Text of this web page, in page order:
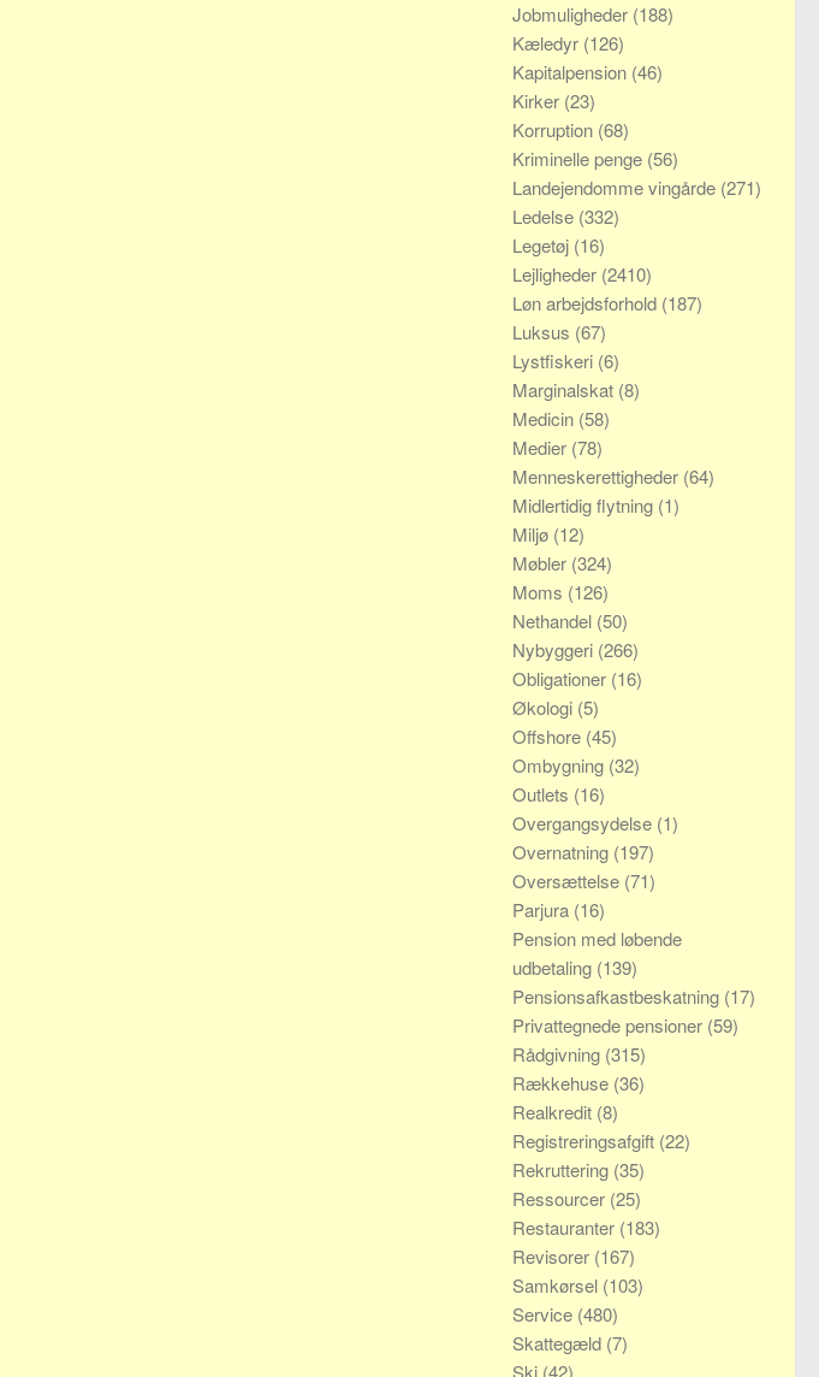
Jobmuligheder (188)
Kæledyr (126)
Kapitalpension (46)
Kirker (23)
Korruption (68)
Kriminelle penge (56)
Landejendomme vingårde (271)
Ledelse (332)
Legetøj (16)
Lejligheder (2410)
Løn arbejdsforhold (187)
Luksus (67)
Lystfiskeri (6)
Marginalskat (8)
Medicin (58)
Medier (78)
Menneskerettigheder (64)
Midlertidig flytning (1)
Miljø (12)
Møbler (324)
Moms (126)
Nethandel (50)
Nybyggeri (266)
Obligationer (16)
Økologi (5)
Offshore (45)
Ombygning (32)
Outlets (16)
Overgangsydelse (1)
Overnatning (197)
Oversættelse (71)
Parjura (16)
Pension med løbende
udbetaling (139)
Pensionsafkastbeskatning (17)
Privattegnede pensioner (59)
Rådgivning (315)
Rækkehuse (36)
Realkredit (8)
Registreringsafgift (22)
Rekruttering (35)
Ressourcer (25)
Restauranter (183)
Revisorer (167)
Samkørsel (103)
Service (480)
Skattegæld (7)
Ski (42)